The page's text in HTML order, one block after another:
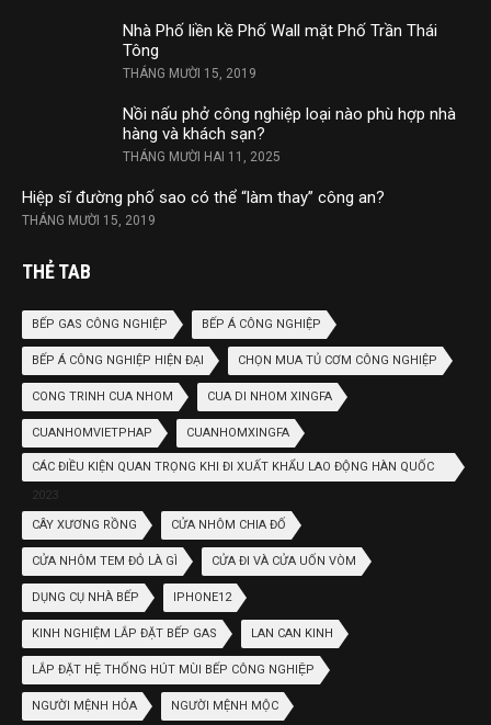
Nhà Phố liền kề Phố Wall mặt Phố Trần Thái
Tông
THÁNG MƯỜI 15, 2019
Nồi nấu phở công nghiệp loại nào phù hợp nhà
hàng và khách sạn?
THÁNG MƯỜI HAI 11, 2025
Hiệp sĩ đường phố sao có thể “làm thay” công an?
THÁNG MƯỜI 15, 2019
THẺ TAB
BẾP GAS CÔNG NGHIỆP BẾP Á CÔNG NGHIỆP
BẾP Á CÔNG NGHIỆP HIỆN ĐẠI CHỌN MUA TỦ CƠM CÔNG NGHIỆP
CONG TRINH CUA NHOM CUA DI NHOM XINGFA
CUANHOMVIETPHAP CUANHOMXINGFA
CÁC ĐIỀU KIỆN QUAN TRỌNG KHI ĐI XUẤT KHẨU LAO ĐỘNG HÀN QUỐC
2023
CÂY XƯƠNG RỒNG CỬA NHÔM CHIA ĐỐ
CỬA NHÔM TEM ĐỎ LÀ GÌ CỬA ĐI VÀ CỬA UỐN VÒM
DỤNG CỤ NHÀ BẾP IPHONE12
KINH NGHIỆM LẮP ĐẶT BẾP GAS LAN CAN KINH
LẮP ĐẶT HỆ THỐNG HÚT MÙI BẾP CÔNG NGHIỆP
NGƯỜI MỆNH HỎA NGƯỜI MỆNH MỘC